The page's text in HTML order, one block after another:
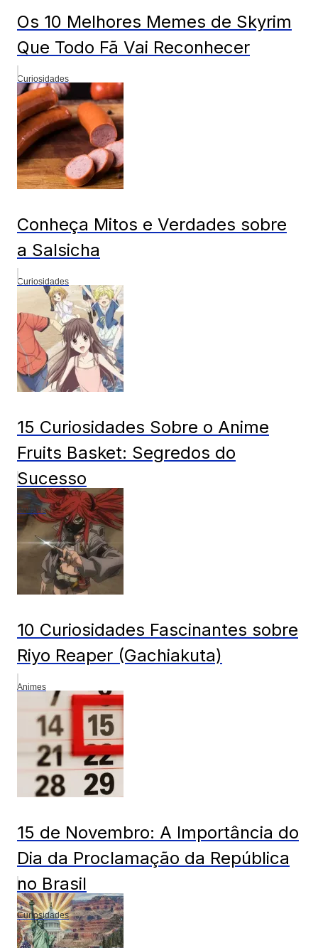
Os 10 Melhores Memes de Skyrim
Que Todo Fã Vai Reconhecer
Curiosidades
Conheça Mitos e Verdades sobre
a Salsicha
Curiosidades
15 Curiosidades Sobre o Anime
Fruits Basket: Segredos do
Sucesso
Animes
10 Curiosidades Fascinantes sobre
Riyo Reaper (Gachiakuta)
Animes
15 de Novembro: A Importância do
Dia da Proclamação da República
no Brasil
Curiosidades